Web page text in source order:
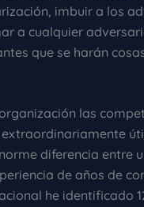
imbuir a los
a cualquier
que se harán
las
diferencia entre
de años de
he identificado